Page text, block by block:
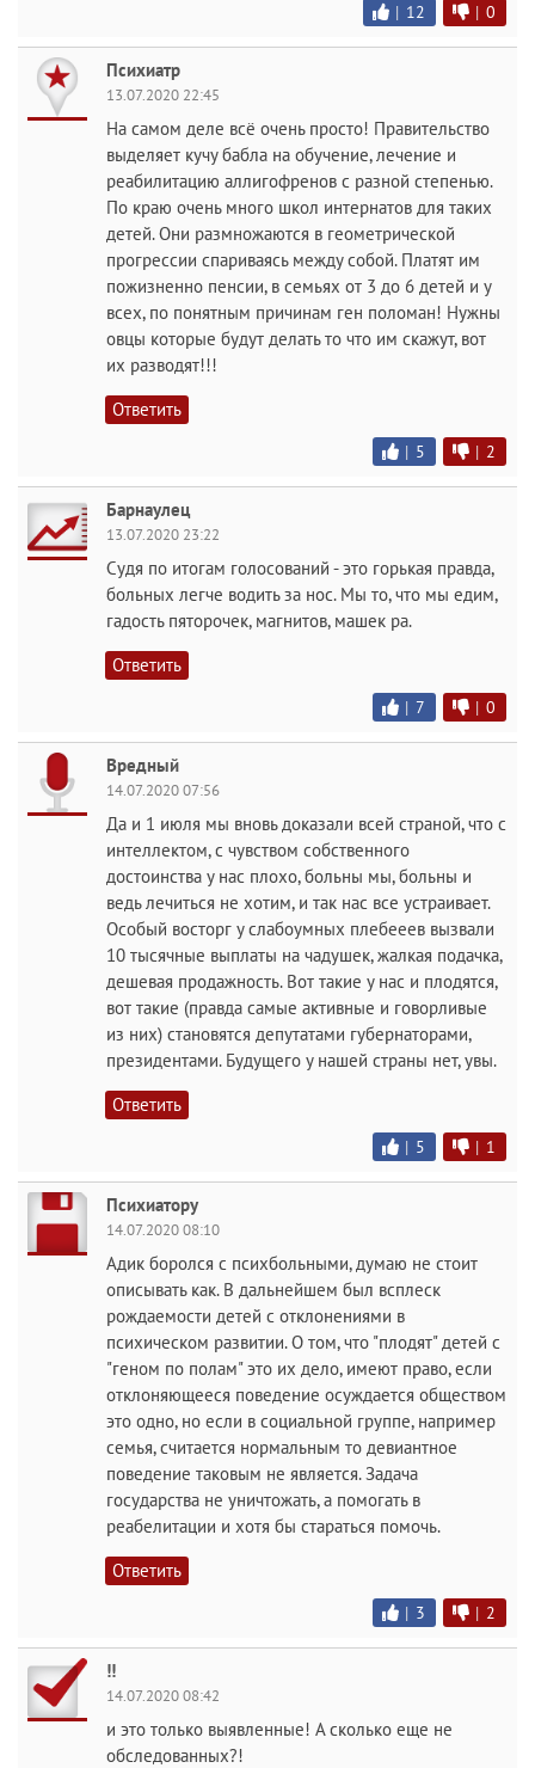
| 12 | 0
Психиатр
13.07.2020 22:45
На самом деле всё очень просто! Правительство
выделяет кучу бабла на обучение, лечение и
реабилитацию аллигофренов с разной степенью.
По краю очень много школ интернатов для таких
детей. Они размножаются в геометрической
прогрессии спариваясь между собой. Платят им
пожизненно пенсии, в семьях от 3 до 6 детей и у
всех, по понятным причинам ген поломан! Нужны
овцы которые будут делать то что им скажут, вот
их разводят!!!
Ответить
| 5 | 2
Барнаулец
13.07.2020 23:22
Судя по итогам голосований - это горькая правда,
больных легче водить за нос. Мы то, что мы едим,
гадость пяторочек, магнитов, машек ра.
Ответить
| 7 | 0
Вредный
14.07.2020 07:56
Да и 1 июля мы вновь доказали всей страной, что с
интеллектом, с чувством собственного
достоинства у нас плохо, больны мы, больны и
ведь лечиться не хотим, и так нас все устраивает.
Особый восторг у слабоумных плебееев вызвали
10 тысячные выплаты на чадушек, жалкая подачка,
дешевая продажность. Вот такие у нас и плодятся,
вот такие (правда самые активные и говорливые
из них) становятся депутатами губернаторами,
президентами. Будущего у нашей страны нет, увы.
Ответить
| 5 | 1
Психиатору
14.07.2020 08:10
Адик боролся с психбольными, думаю не стоит
описывать как. В дальнейшем был всплеск
рождаемости детей с отклонениями в
психическом развитии. О том, что "плодят" детей с
"геном по полам" это их дело, имеют право, если
отклоняющееся поведение осуждается обществом
это одно, но если в социальной группе, например
семья, считается нормальным то девиантное
поведение таковым не является. Задача
государства не уничтожать, а помогать в
реабелитации и хотя бы стараться помочь.
Ответить
| 3 | 2
!!
14.07.2020 08:42
и это только выявленные! А сколько еще не
обследованных?!